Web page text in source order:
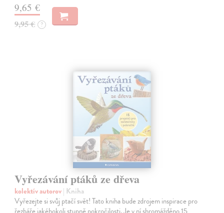
9,65 €
9,95 € ?
Vyřezávání ptáků ze dřeva
kolektív autorov| Kniha
Vyřezejte si svůj ptačí svět! Tato kniha bude zdrojem inspirace pro